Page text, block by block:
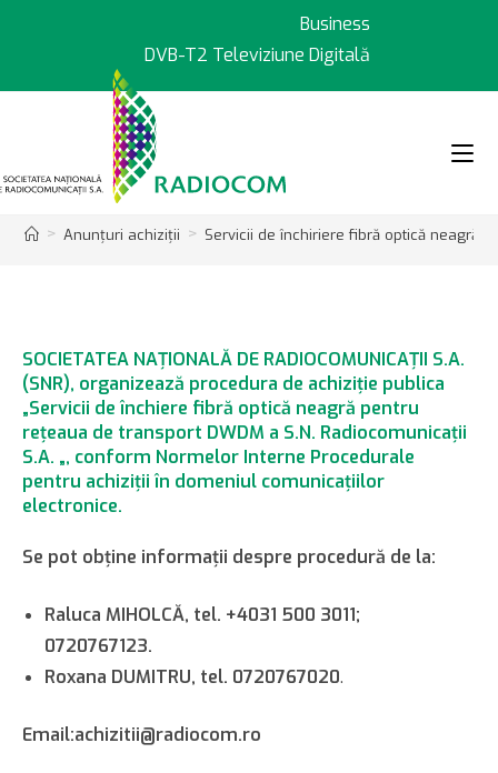
Business
DVB-T2 Televiziune Digitală
> Anunțuri achiziții > Servicii de închiriere fibră optică neagră
SOCIETATEA NAŢIONALĂ DE RADIOCOMUNICAŢII S.A.
(SNR), organizează procedura de achiziţie publica
„Servicii de închiere fibră optică neagră pentru
reţeaua de transport DWDM a S.N. Radiocomunicaţii
S.A. „, conform Normelor Interne Procedurale
pentru achiziţii în domeniul comunicaţiilor
electronice.
Se pot obţine informaţii despre procedură de la:
Raluca MIHOLCĂ, tel. +4031 500 3011;
0720767123.
Roxana DUMITRU, tel. 0720767020.
Email:achizitii@radiocom.ro